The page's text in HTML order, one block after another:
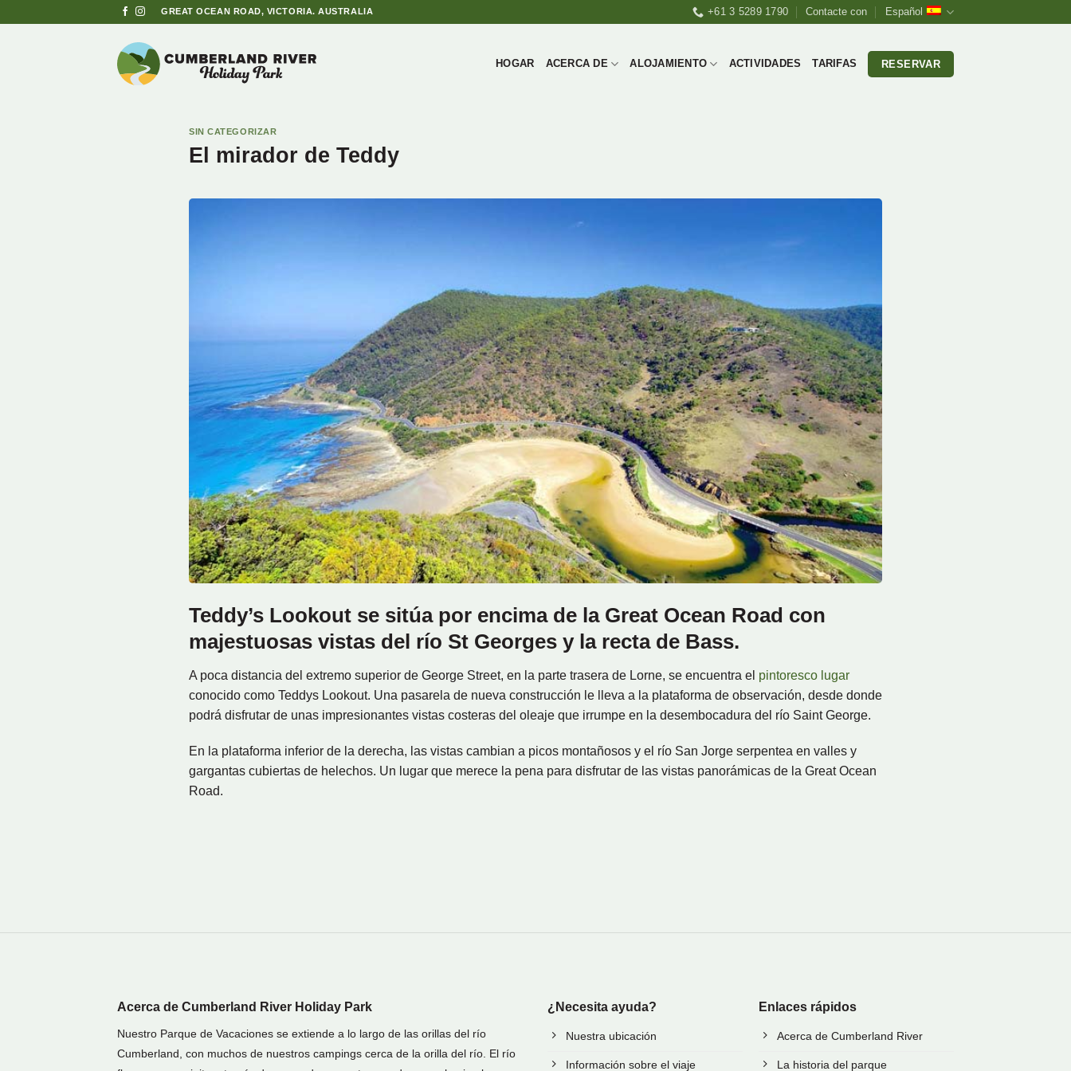
GREAT OCEAN ROAD, VICTORIA. AUSTRALIA +61 3 5289 1790 Contacte con Español
HOGAR ACERCA DE ALOJAMIENTO ACTIVIDADES TARIFAS RESERVAR
SIN CATEGORIZAR
El mirador de Teddy
Teddy’s Lookout se sitúa por encima de la Great Ocean Road con
majestuosas vistas del río St Georges y la recta de Bass.
A poca distancia del extremo superior de George Street, en la parte trasera de Lorne, se encuentra el pintoresco lugar
conocido como Teddys Lookout. Una pasarela de nueva construcción le lleva a la plataforma de observación, desde donde
podrá disfrutar de unas impresionantes vistas costeras del oleaje que irrumpe en la desembocadura del río Saint George.
En la plataforma inferior de la derecha, las vistas cambian a picos montañosos y el río San Jorge serpentea en valles y
gargantas cubiertas de helechos. Un lugar que merece la pena para disfrutar de las vistas panorámicas de la Great Ocean
Road.
Acerca de Cumberland River Holiday Park
Nuestro Parque de Vacaciones se extiende a lo largo de las orillas del río
Cumberland, con muchos de nuestros campings cerca de la orilla del río. El río
¿Necesita ayuda?
Nuestra ubicación
Información sobre el viaje
Enlaces rápidos
Acerca de Cumberland River
La historia del parque